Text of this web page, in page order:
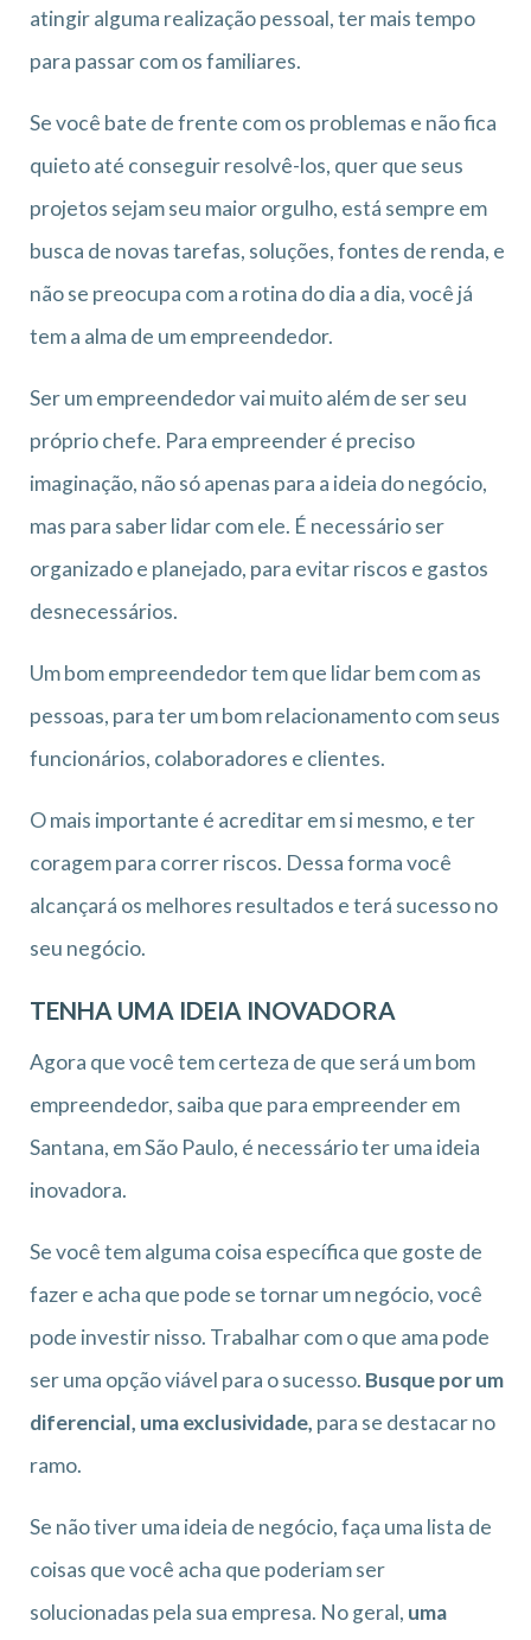
atingir alguma realização pessoal, ter mais tempo
para passar com os familiares.
Se você bate de frente com os problemas e não fica
quieto até conseguir resolvê-los, quer que seus
projetos sejam seu maior orgulho, está sempre em
busca de novas tarefas, soluções, fontes de renda, e
não se preocupa com a rotina do dia a dia, você já
tem a alma de um empreendedor.
Ser um empreendedor vai muito além de ser seu
próprio chefe. Para empreender é preciso
imaginação, não só apenas para a ideia do negócio,
mas para saber lidar com ele. É necessário ser
organizado e planejado, para evitar riscos e gastos
desnecessários.
Um bom empreendedor tem que lidar bem com as
pessoas, para ter um bom relacionamento com seus
funcionários, colaboradores e clientes.
O mais importante é acreditar em si mesmo, e ter
coragem para correr riscos. Dessa forma você
alcançará os melhores resultados e terá sucesso no
seu negócio.
TENHA UMA IDEIA INOVADORA
Agora que você tem certeza de que será um bom
empreendedor, saiba que para empreender em
Santana, em São Paulo, é necessário ter uma ideia
inovadora.
Se você tem alguma coisa específica que goste de
fazer e acha que pode se tornar um negócio, você
pode investir nisso. Trabalhar com o que ama pode
ser uma opção viável para o sucesso. Busque por um
diferencial, uma exclusividade, para se destacar no
ramo.
Se não tiver uma ideia de negócio, faça uma lista de
coisas que você acha que poderiam ser
solucionadas pela sua empresa. No geral, uma